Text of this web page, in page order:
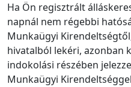
Ha Ön regisztrált
napnál nem régebbi
Munkaügyi
hivatalból lekéri, azonban
indokolási részében
Munkaügyi